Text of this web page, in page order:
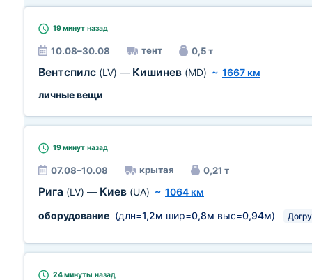
19 минут назад
10.08–30.08 тент 0,5 т
Вентспилс (LV) — Кишинев (MD) ~ 1667 км
личные вещи
19 минут назад
07.08–10.08 крытая 0,21 т
Рига (LV) — Киев (UA) ~ 1064 км
оборудование (длн=1,2м шир=0,8м выс=0,94м)
24 минуты назад